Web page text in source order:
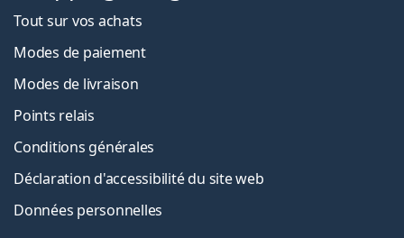
Tout sur vos achats
Modes de paiement
Modes de livraison
Points relais
Conditions générales
Déclaration d'accessibilité du site web
Données personnelles